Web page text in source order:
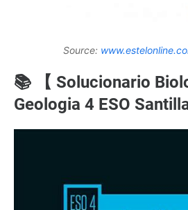
Source:
📚 【 Solucionario
Geologia 4 ESO